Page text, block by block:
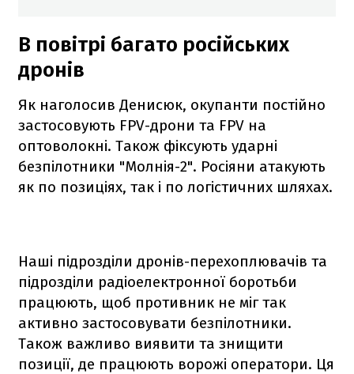
В повітрі багато російських
дронів
Як наголосив Денисюк, окупанти постійно
застосовують FPV-дрони та FPV на
оптоволокні. Також фіксують ударні
безпілотники "Молнія-2". Росіяни атакують
як по позиціях, так і по логістичних шляхах.
Наші підрозділи дронів-перехоплювачів та
підрозділи радіоелектронної боротьби
працюють, щоб противник не міг так
активно застосовувати безпілотники.
Також важливо виявити та знищити
позиції, де працюють ворожі оператори. Ця